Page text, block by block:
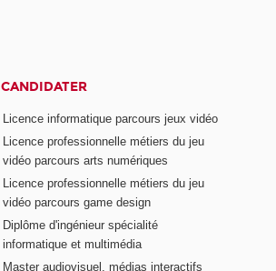
CANDIDATER
Licence informatique parcours jeux vidéo
Licence professionnelle métiers du jeu
vidéo parcours arts numériques
Licence professionnelle métiers du jeu
vidéo parcours game design
Diplôme d'ingénieur spécialité
informatique et multimédia
Master audiovisuel, médias interactifs